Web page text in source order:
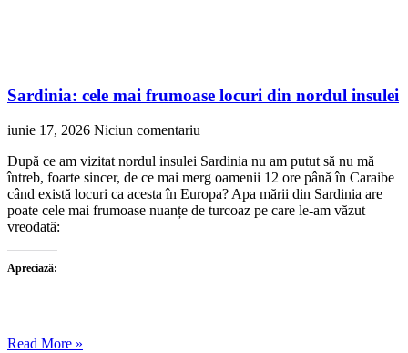
Sardinia: cele mai frumoase locuri din nordul insulei
iunie 17, 2026 Niciun comentariu
După ce am vizitat nordul insulei Sardinia nu am putut să nu mă
întreb, foarte sincer, de ce mai merg oamenii 12 ore până în Caraibe
când există locuri ca acesta în Europa? Apa mării din Sardinia are
poate cele mai frumoase nuanțe de turcoaz pe care le-am văzut
vreodată:
Apreciază:
Read More »